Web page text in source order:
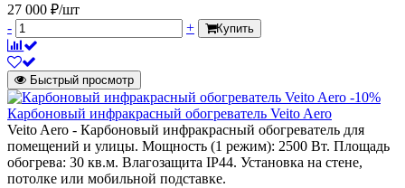
27 000 ₽/шт
-
+ Купить
Быстрый просмотр
-10%
Карбоновый инфракрасный обогреватель Veito Aero
Veito Aero - Карбоновый инфракрасный обогреватель для
помещений и улицы. Мощность (1 режим): 2500 Вт. Площадь
обогрева: 30 кв.м. Влагозащита IP44. Установка на стене,
потолке или мобильной подставке.